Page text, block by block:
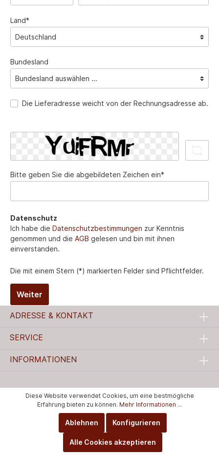
Land*
Bundesland
Die Lieferadresse weicht von der Rechnungsadresse ab.
Bitte geben Sie die abgebildeten Zeichen ein*
Datenschutz
Ich habe die Datenschutzbestimmungen zur Kenntnis
genommen und die AGB gelesen und bin mit ihnen
einverstanden.
Die mit einem Stern (*) markierten Felder sind Pflichtfelder.
Weiter
ADRESSE & KONTAKT
SERVICE
INFORMATIONEN
Diese Website verwendet Cookies, um eine bestmögliche
Erfahrung bieten zu können. Mehr Informationen ...
Ablehnen Konfigurieren
Alle Cookies akzeptieren